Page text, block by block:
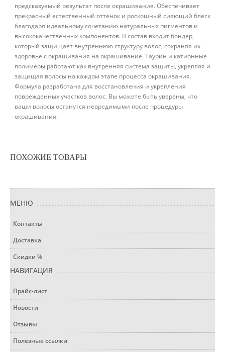
предсказуемый результат после окрашивания. Обеспечивает
прекрасный естественный оттенок и роскошный сияющий блеск
благодаря идеальному сочетанию натуральных пигментов и
высококачественных компонентов. В состав входит бондер,
который защищает внутреннюю структуру волос, сохраняя их
здоровье с окрашивания на окрашивание. Таурин и катионные
полимеры работают как внутренняя система защиты, укрепляя и
защищая волосы на каждом этапе процесса окрашивания.
Формула разработана для восстановления и укрепления
поврежденных участков волос. Вы можете быть уверены, что
ваши волосы останутся невредимыми после процедуры
окрашивания.
ПОХОЖИЕ ТОВАРЫ
МЕНЮ
Контакты
Доставка
Скидки %
НАВИГАЦИЯ
Прайс-лист
Новости
Отзывы
Полезные ссылки